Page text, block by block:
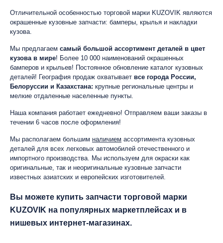
Отличительной особенностью торговой марки KUZOVIK являются
окрашенные кузовные запчасти: бамперы, крылья и накладки
кузова.
Мы предлагаем самый большой ассортимент деталей в цвет
кузова в мире! Более 10 000 наименований окрашенных
бамперов и крыльев! Постоянное обновление каталог кузовных
деталей! География продаж охватывает все города России,
Белоруссии и Казахстана: крупные региональные центры и
мелкие отдаленные населенные пункты.
Наша компания работает ежедневно! Отправляем ваши заказы в
течении 6 часов после оформления!
Мы располагаем большим наличием ассортимента кузовных
деталей для всех легковых автомобилей отечественного и
импортного производства. Мы используем для окраски как
оригинальные, так и неоригинальные кузовные запчасти
известных азиатских и европейских изготовителей.
Вы можете купить запчасти торговой марки
KUZOVIK на популярных маркетплейсах и в
нишевых интернет-магазинах.